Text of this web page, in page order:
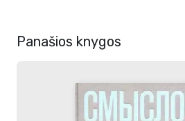
Panašios knygos